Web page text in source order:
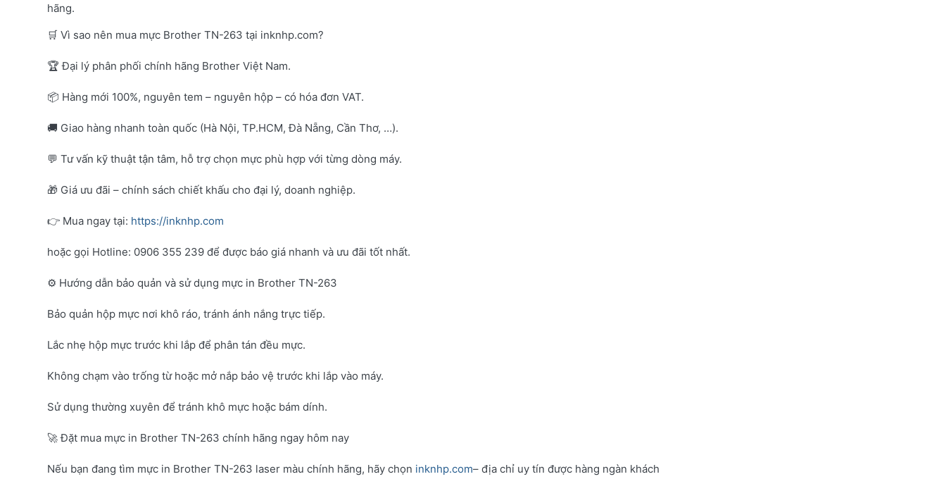
hãng.
🛒 Vì sao nên mua mực Brother TN-263 tại inknhp.com?
🏆 Đại lý phân phối chính hãng Brother Việt Nam.
📦 Hàng mới 100%, nguyên tem – nguyên hộp – có hóa đơn VAT.
🚚 Giao hàng nhanh toàn quốc (Hà Nội, TP.HCM, Đà Nẵng, Cần Thơ, …).
💬 Tư vấn kỹ thuật tận tâm, hỗ trợ chọn mực phù hợp với từng dòng máy.
🎁 Giá ưu đãi – chính sách chiết khấu cho đại lý, doanh nghiệp.
👉 Mua ngay tại: https://inknhp.com
hoặc gọi Hotline: 0906 355 239 để được báo giá nhanh và ưu đãi tốt nhất.
⚙️ Hướng dẫn bảo quản và sử dụng mực in Brother TN-263
Bảo quản hộp mực nơi khô ráo, tránh ánh nắng trực tiếp.
Lắc nhẹ hộp mực trước khi lắp để phân tán đều mực.
Không chạm vào trống từ hoặc mở nắp bảo vệ trước khi lắp vào máy.
Sử dụng thường xuyên để tránh khô mực hoặc bám dính.
🚀 Đặt mua mực in Brother TN-263 chính hãng ngay hôm nay
Nếu bạn đang tìm mực in Brother TN-263 laser màu chính hãng, hãy chọn inknhp.com– địa chỉ uy tín được hàng ngàn khách